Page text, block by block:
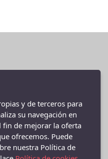
y de terceros para
su navegación en
fin de mejorar la oferta
ofrecemos. Puede
nuestra Política de